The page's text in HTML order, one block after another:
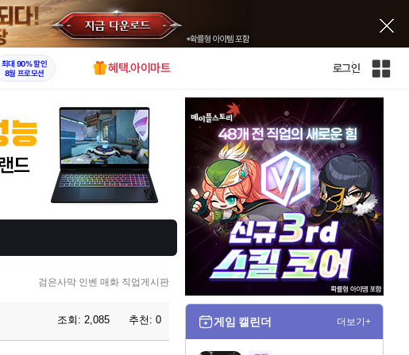
최대 90% 할인
8월 프로모션
혜택.아이마트 로그인
인
검은사막 인벤 매화 직업게시판
조회: 2,085 추천: 0 게임 캘린더 더보기+